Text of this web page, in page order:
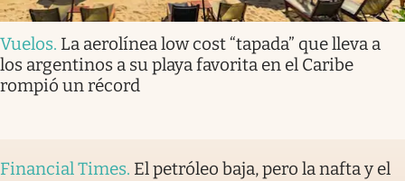
Vuelos. La aerolínea low cost “tapada” que lleva a
los argentinos a su playa favorita en el Caribe
rompió un récord
Financial Times. El petróleo baja, pero la nafta y el